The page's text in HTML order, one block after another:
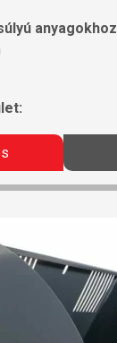
anyagokhoz